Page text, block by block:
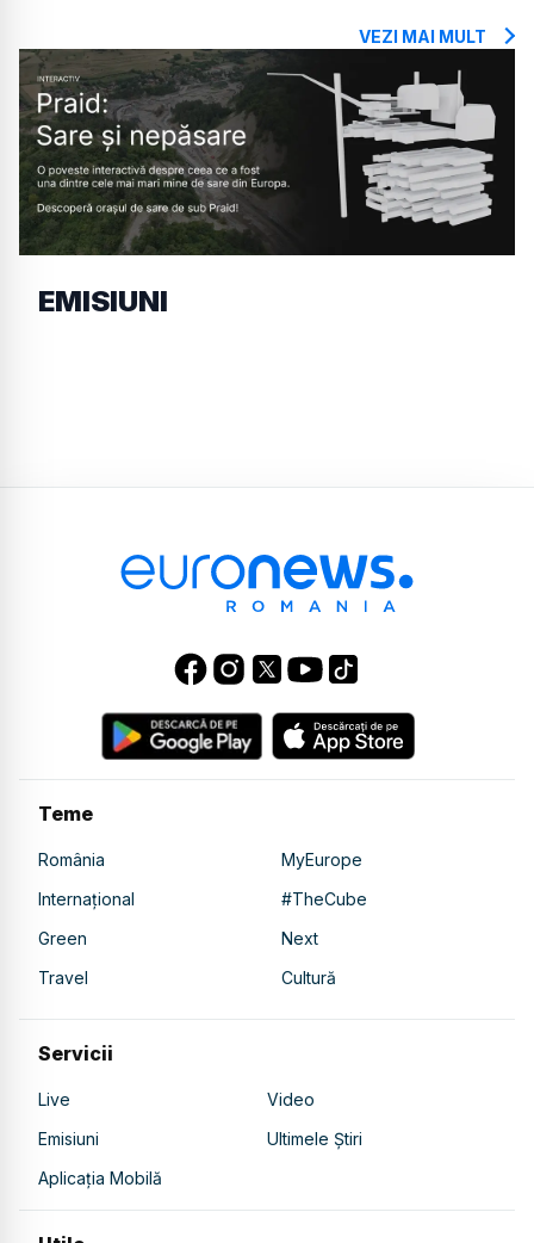
VEZI MAI MULT
EMISIUNI
Teme
România
MyEurope
Internațional
#TheCube
Green
Next
Travel
Cultură
Servicii
Live
Video
Emisiuni
Ultimele Știri
Aplicația Mobilă